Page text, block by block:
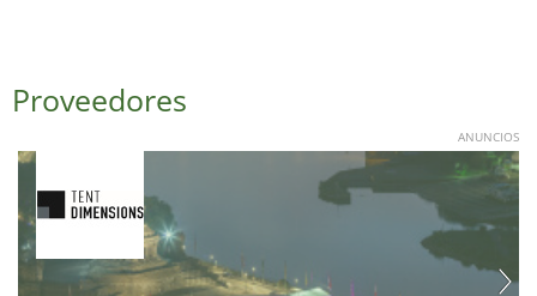
Proveedores
ANUNCIOS